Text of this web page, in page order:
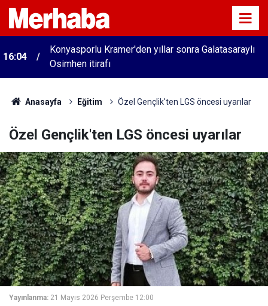
16:04
Konyasporlu Kramer'den yıllar sonra Galatasaraylı
Osimhen itirafı
Anasayfa Eğitim Özel Gençlik'ten LGS öncesi uyarılar
Özel Gençlik'ten LGS öncesi uyarılar
Yayınlanma: 21 Mayıs 2026 Perşembe 12:00